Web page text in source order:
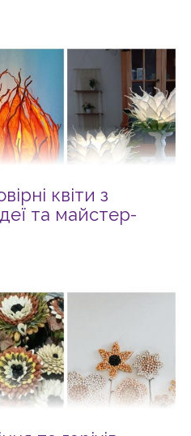
квіти з
та майстер-